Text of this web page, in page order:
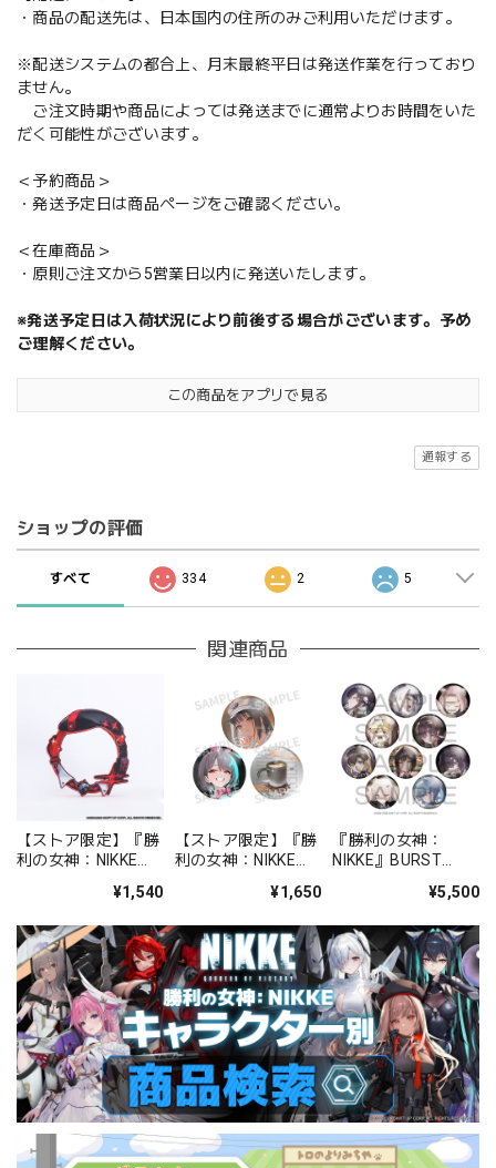
・商品の配送先は、日本国内の住所のみご利用いただけます。
※配送システムの都合上、月末最終平日は発送作業を行っており
ません。
ご注文時期や商品によっては発送までに通常よりお時間をいた
だく可能性がございます。
＜予約商品＞
・発送予定日は商品ページをご確認ください。
＜在庫商品＞
・原則ご注文から5営業日以内に発送いたします。
※発送予定日は入荷状況により前後する場合がございます。予め
ご理解ください。
この商品をアプリで見る
通報する
ショップの評価
すべて 334 2 5
関連商品
【ストア限定】『勝
利の女神：NIKKE』
ダー ラピ：レッドフ
¥1,540
【ストア限定】『勝
利の女神：NIKKE』
缶バッジセット ミル
¥1,650
『勝利の女神：
NIKKE』BURST
ジ Vol.9 BOX 全10種
¥5,500